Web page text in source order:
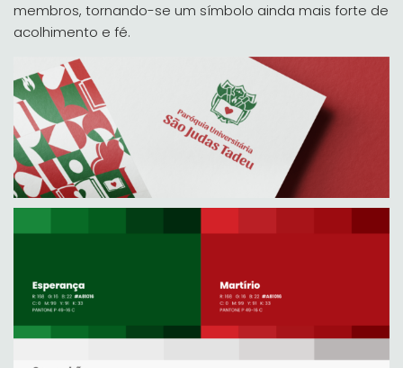
membros, tornando-se um símbolo ainda mais forte de
acolhimento e fé.